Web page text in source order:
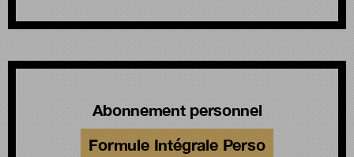
Abonnement personnel
Formule Intégrale Perso